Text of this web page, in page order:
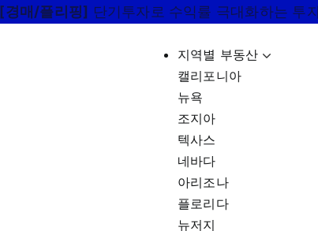
[경매/플리핑] 단기투자로 수익률 극대화하는 투
지역별 부동산
캘리포니아
뉴욕
조지아
텍사스
네바다
아리조나
플로리다
뉴저지